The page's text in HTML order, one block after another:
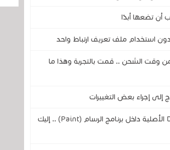
استخدام ملف تعريف ارتباط واحد
وقت الشحن .. قمت بالتجربة وهذا ما
إجراء بعض التغييرات
مهندس من شركة مايكروسوفت يتمن من تشغيل لعبة Doom الأصلية داخل برنامج الرسام (Paint) .. إليك